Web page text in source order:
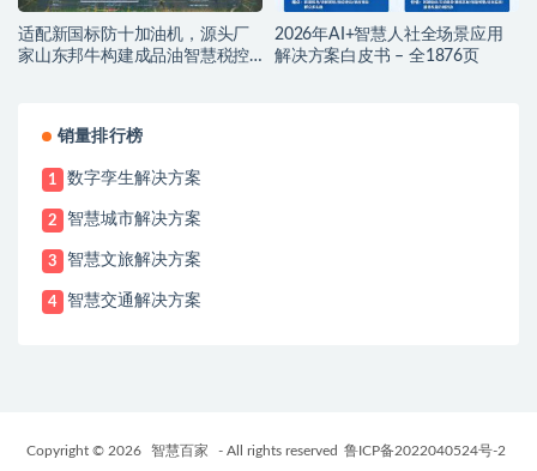
适配新国标防十加油机，源头厂
家山东邦牛构建成品油智慧税控
2026年AI+智慧人社全场景应用
解决方案白皮书 – 全1876页
销量排行榜
1 数字孪生解决方案
2 智慧城市解决方案
3 智慧文旅解决方案
4 智慧交通解决方案
Copyright © 2026 智慧百家 - All rights reserved 鲁ICP备2022040524号-2